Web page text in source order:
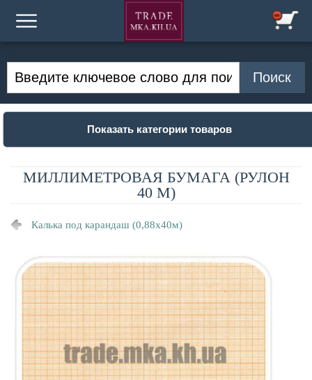
Показать категории товаров
МИЛЛИМЕТРОВАЯ БУМАГА (РУЛОН
40 М)
Калька под карандаш (0,88х40м)